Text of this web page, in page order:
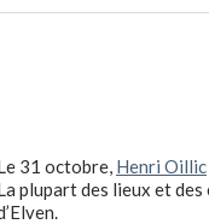
31 octobre, Henri Oillic
plupart des lieux et